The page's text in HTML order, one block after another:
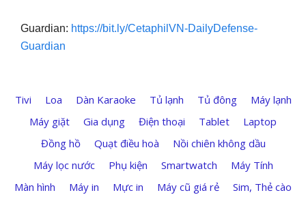
Guardian: https://bit.ly/CetaphilVN-DailyDefense-
Guardian
Tivi Loa Dàn Karaoke Tủ lạnh Tủ đông
Máy lạnh
Máy giặt
Gia dụng Điện thoại Tablet
Laptop
Đồng hồ
Quạt điều hoà
Nồi chiên không dầu
Máy lọc nước
Phụ kiện Smartwatch
Máy Tính
Màn hình
Máy in Mực in Máy cũ giá rẻ Sim, Thẻ cào